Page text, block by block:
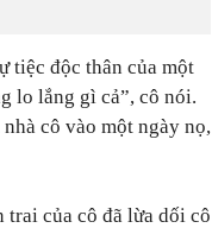
tiệc độc thân của một
lo lắng gì cả”, cô nói.
cô vào một ngày nọ,
trai của cô đã lừa dối cô